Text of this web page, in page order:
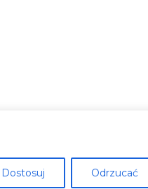
Dostosuj Odrzucać